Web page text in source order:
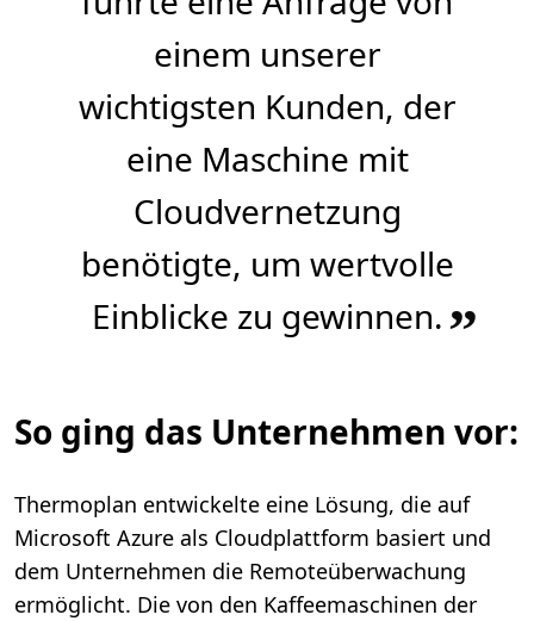
einem unserer
wichtigsten Kunden, der
eine Maschine mit
Cloudvernetzung
benötigte, um wertvolle
Einblicke zu gewinnen.”
So ging das Unternehmen vor:
Thermoplan entwickelte eine Lösung, die auf
Microsoft Azure als Cloudplattform basiert und
dem Unternehmen die Remoteüberwachung
ermöglicht. Die von den Kaffeemaschinen der